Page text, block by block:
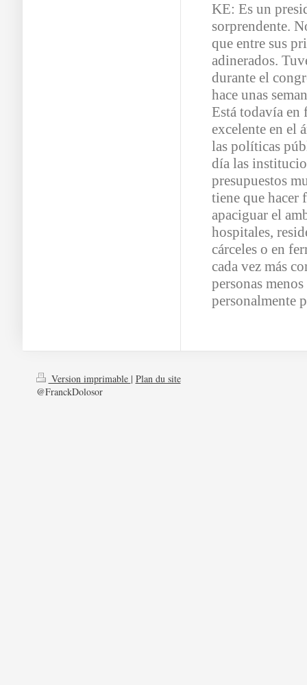
KE: Es un
sorprendente.
que entre sus
adinerados.
durante el
hace unas
Está todavía en
excelente en el
las políticas
día las
presupuestos
tiene que hacer
apaciguar el
hospitales,
cárceles o en
cada vez más
personas
personalmente
Version imprimable | Plan du site
@FranckDolosor